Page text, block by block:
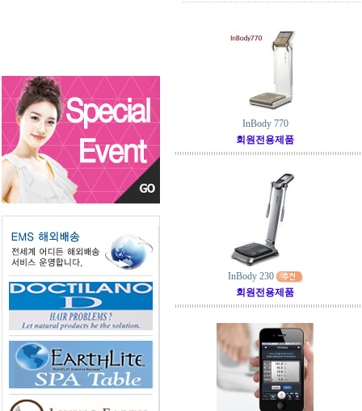
InBody 770
회원전용제품
InBody 230
회원전용제품